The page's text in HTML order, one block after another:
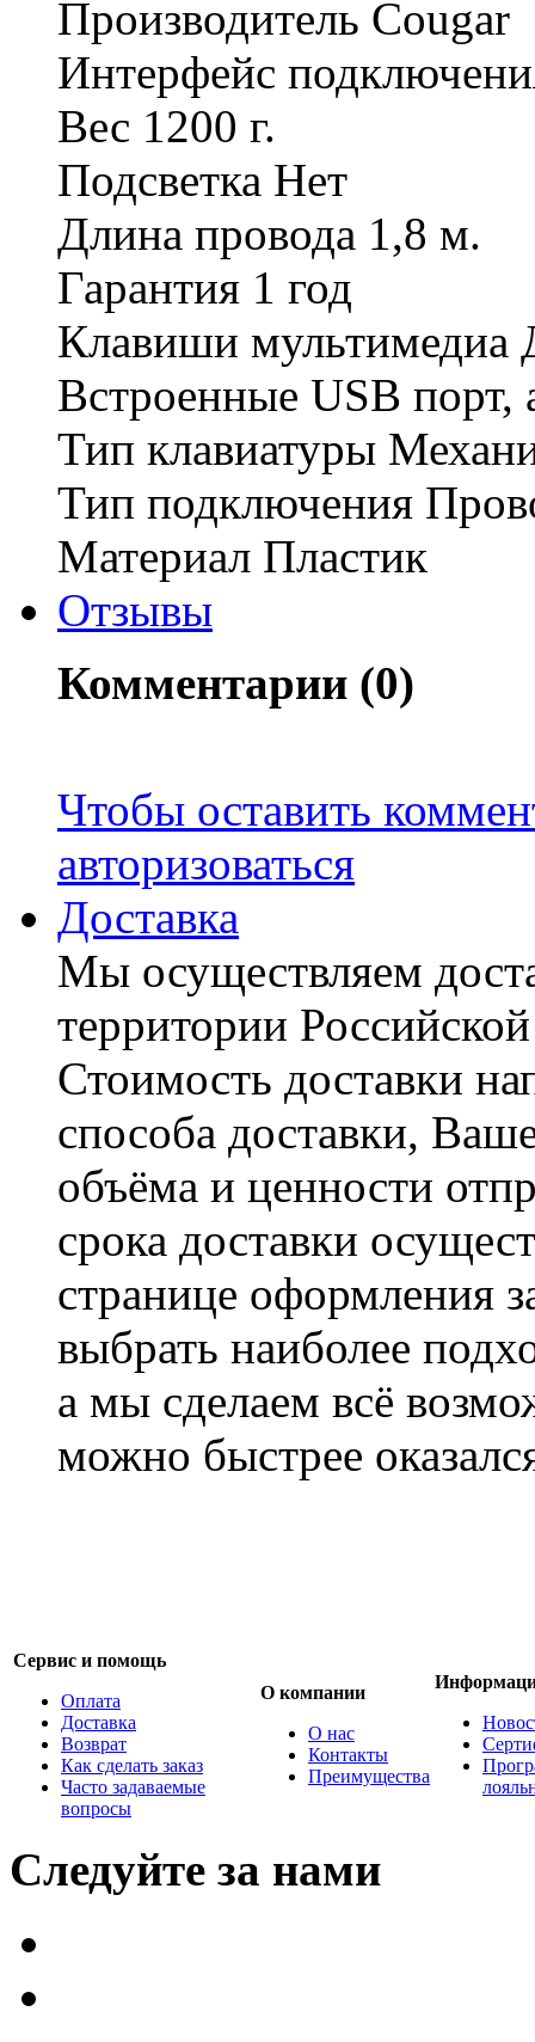
Производитель Cougar
Интерфейс
Вес 1200 г.
Подсветка Нет
Длина провода 1,8 м.
Гарантия 1 год
Клавиши мультимедиа
Встроенные USB порт,
Тип клавиатуры
Тип подключения
Материал Пластик
Отзывы
Комментарии (0)
Чтобы оставить
авторизоваться
Доставка
Мы осуществляем
территории
Стоимость доставки
способа доставки,
объёма и ценности
срока доставки
странице оформления
выбрать наиболее
а мы сделаем всё
можно быстрее
Сервис и помощь
Оплата
Доставка
Возврат
Как сделать заказ
Часто задаваемые
вопросы
О компании
О нас
Контакты
Преимущества
Следуйте за нами